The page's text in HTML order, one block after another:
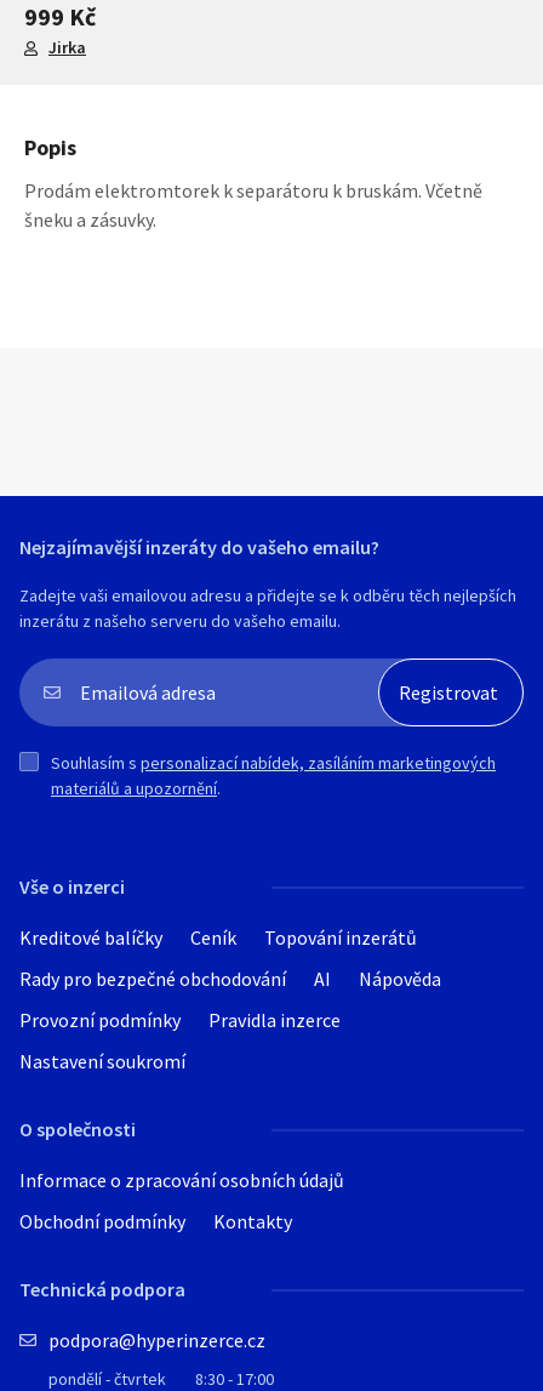
999 Kč
Jirka
Popis
Prodám elektromtorek k separátoru k bruskám. Včetně
šneku a zásuvky.
Vše o inzerci
Kreditové balíčky Ceník
Topování inzerátů
Rady pro bezpečné obchodování
AI
Nápověda
Provozní podmínky
Pravidla inzerce
Nastavení soukromí
O společnosti
Informace o zpracování osobních údajů
Obchodní podmínky
Kontakty
Technická podpora
podpora@hyperinzerce.cz
pondělí - čtvrtek 8:30 - 17:00
Nejzajímavější inzeráty do vašeho emailu?
Zadejte vaši emailovou adresu a přidejte se k odběru těch nejlepších
inzerátu z našeho serveru do vašeho emailu.
Souhlasím s personalizací nabídek, zasíláním marketingových
materiálů a upozornění.